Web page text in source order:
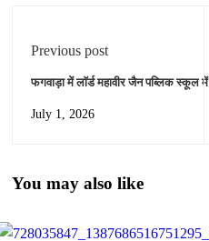
Previous post
फगवाड़ा में लाॅर्ड महावीर जैन पब्लिक स्कूल में
July 1, 2026
You may also like